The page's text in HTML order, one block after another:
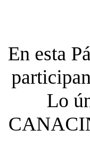
En esta
Lo